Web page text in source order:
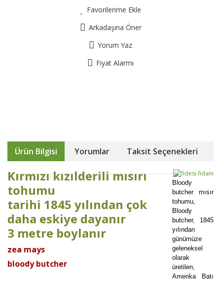
Favorilerime Ekle
Arkadaşına Öner
Yorum Yaz
Fiyat Alarmı
Ürün Bilgisi Yorumlar Taksit Seçenekleri
Kırmızı kızılderili mısırı
tohumu
tarihi 1845 yılından çok
daha eskiye dayanır
3 metre boylanır
zea mays
bloody butcher
Bloody
butcher mısır
tohumu,
Bloody
butcher, 1845
yılından
günümüze
geleneksel
olarak
üretilen,
Amerika Batı